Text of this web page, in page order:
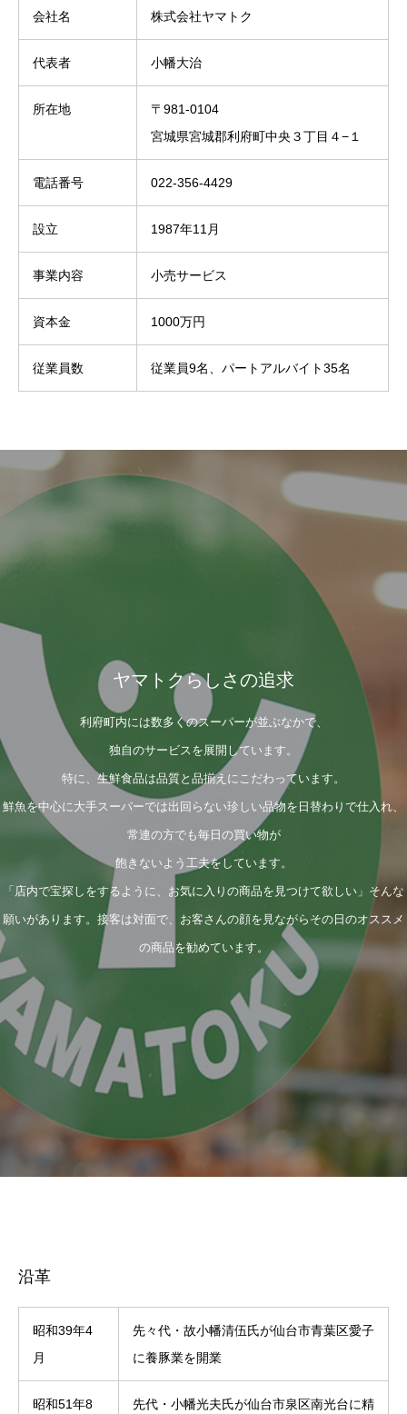
会社名 株式会社ヤマトク
代表者 小幡大治
所在地
〒981-0104
宮城県宮城郡利府町中央３丁目４−１
電話番号 022-356-4429
設立 1987年11月
事業内容 小売サービス
資本金 1000万円
従業員数 従業員9名、パートアルバイト35名
ヤマトクらしさの追求
利府町内には数多くのスーパーが並ぶなかで、
独自のサービスを展開しています。
特に、生鮮食品は品質と品揃えにこだわっています。
鮮魚を中心に大手スーパーでは出回らない珍しい品物を日替わりで仕入れ、
常連の方でも毎日の買い物が
飽きないよう工夫をしています。
「店内で宝探しをするように、お気に入りの商品を見つけて欲しい」そんな
願いがあります。接客は対面で、お客さんの顔を見ながらその日のオススメ
の商品を勧めています。
沿革
昭和39年4
月
先々代・故小幡清伍氏が仙台市青葉区愛子
に養豚業を開業
昭和51年8
先代・小幡光夫氏が仙台市泉区南光台に精